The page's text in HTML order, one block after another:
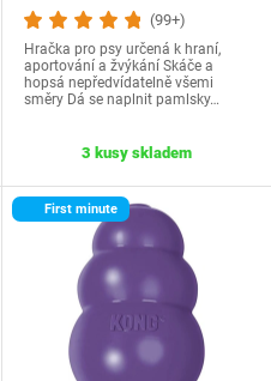
(99+)
Hračka pro psy určená k hraní,
aportování a žvýkání Skáče a
hopsá nepředvídatelně všemi
směry Dá se naplnit pamlsky…
3 kusy skladem
First minute